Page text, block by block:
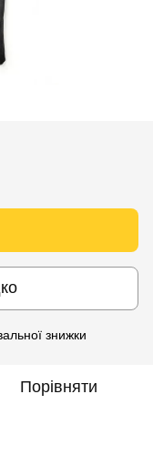
знижки
Порівняти